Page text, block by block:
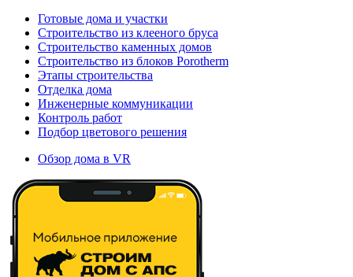
Готовые дома и участки
Строительство из клееного бруса
Строительство каменных домов
Строительство из блоков Porotherm
Этапы строительства
Отделка дома
Инженерные коммуникации
Контроль работ
Подбор цветового решения
Обзор дома в VR